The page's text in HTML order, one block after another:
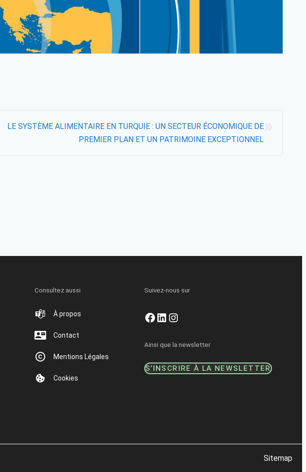
LE SYSTÈME ALIMENTAIRE EN TURQUIE : UN SECTEUR ÉCONOMIQUE DE
PREMIER PLAN ET UN PATRIMOINE EXCEPTIONNEL
Consultez aussi
À propos
Contact
Mentions Légales
Cookies
Suivez-nous sur
Facebook
LinkedIn
Instagram
Ainsi que la newsletter
S’INSCRIRE À LA NEWSLETTER
Sitemap